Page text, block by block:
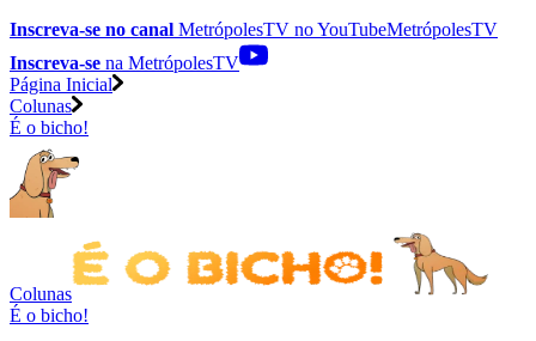
Inscreva-se no canal MetrópolesTV noYouTubeMetrópolesTV
Inscreva-se na MetrópolesTV
Página Inicial
Colunas
É o bicho!
Colunas
É o bicho!